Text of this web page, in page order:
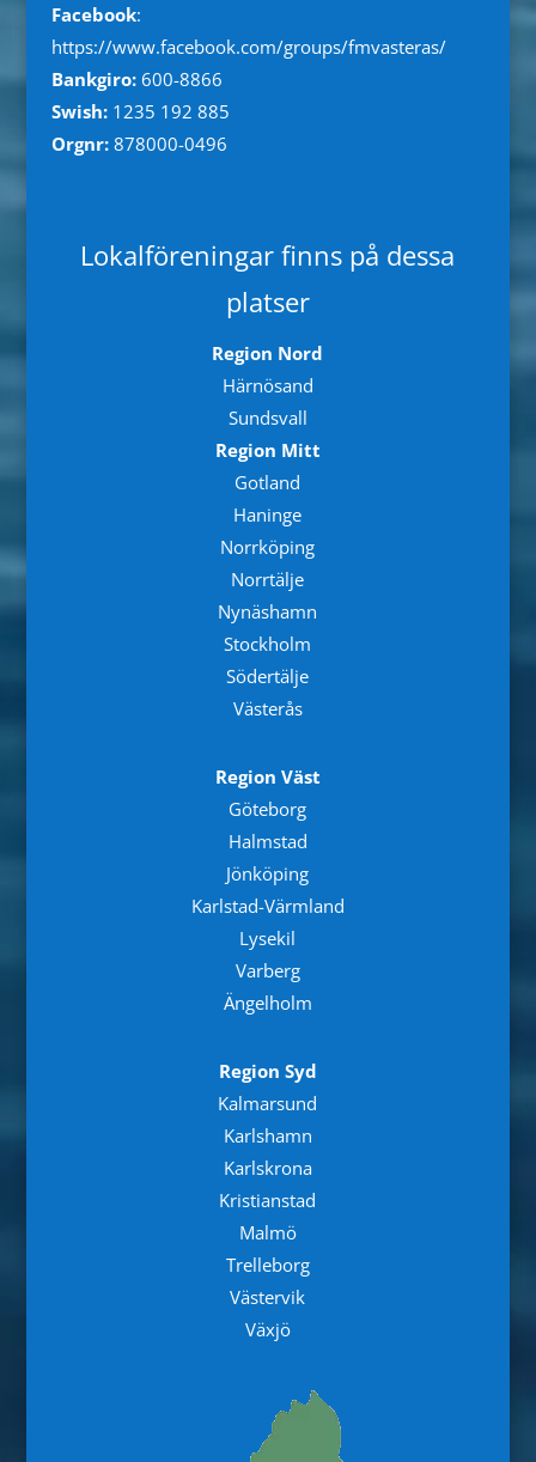
Facebook:
https://www.facebook.com/groups/fmvasteras/
Bankgiro:600-8866
Swish:1235 192 885
Orgnr: 878000-0496
Lokalföreningar finns på dessa
platser
Region Nord
Härnösand
Sundsvall
Region Mitt
Gotland
Haninge
Norrköping
Norrtälje
Nynäshamn
Stockholm
Södertälje
Västerås
Region Väst
Göteborg
Halmstad
Jönköping
Karlstad-Värmland
Lysekil
Varberg
Ängelholm
Region Syd
Kalmarsund
Karlshamn
Karlskrona
Kristianstad
Malmö
Trelleborg
Västervik
Växjö